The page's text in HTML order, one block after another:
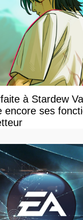
à Stardew
encore ses